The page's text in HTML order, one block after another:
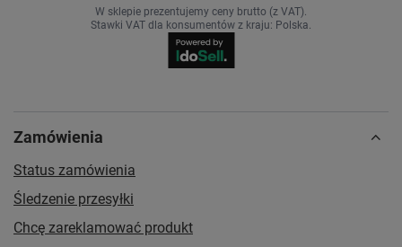
W sklepie prezentujemy ceny brutto (z VAT).
Stawki VAT dla konsumentów z kraju: Polska.
Zamówienia
Status zamówienia
Śledzenie przesyłki
Chcę zareklamować produkt